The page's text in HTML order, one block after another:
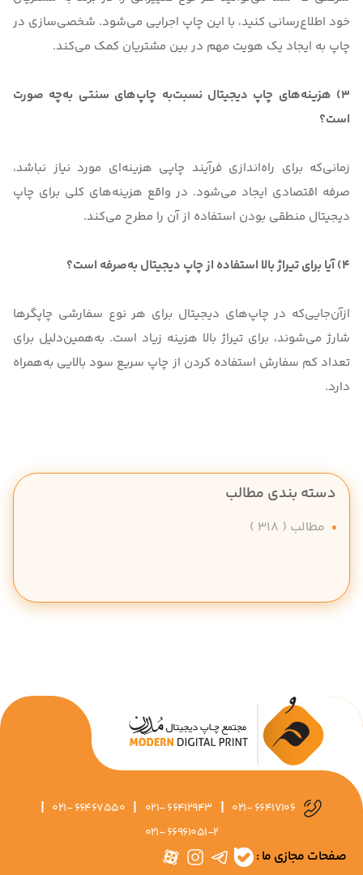
خود اطلاع‌رسانی کنید، با این چاپ اجرایی می‌شود. شخصی‌سازی در
چاپ به ایجاد یک هویت مهم در بین مشتریان کمک می‌کند.
3) هزینه‌های چاپ دیجیتال نسبت‌به چاپ‌های سنتی به‌چه صورت
است؟
زمانی‌که برای راه‌اندازی فرآیند چاپی هزینه‌ای مورد نیاز نباشد،
صرفه اقتصادی ایجاد می‌شود. در واقع هزینه‌های کلی برای چاپ
دیجیتال منطقی بودن استفاده از آن را مطرح می‌کند.
4) آیا برای تیراژ بالا استفاده از چاپ دیجیتال به‌صرفه است؟
ازآن‌جایی‌که در چاپ‌های دیجیتال برای هر نوع سفارشی چاپگرها
شارژ می‌شوند، برای تیراژ بالا هزینه زیاد است. به‌همین‌دلیل برای
تعداد کم سفارش استفاده کردن از چاپ سریع سود بالایی به‌همراه
دارد.
دسته بندی مطالب
مطالب ( 318 )
021- 66417106
|
021- 66412943
|
021- 66467550
|
021- 66961051-2
صفحات مجازی ما :